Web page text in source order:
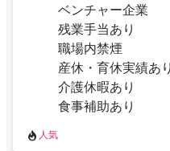
ベンチャー企業
残業手当あり
職場内禁煙
産休・育休実績あり
介護休暇あり
食事補助あり
人気